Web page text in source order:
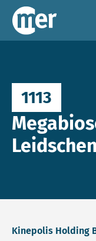
Commissie mer
1113
Kinepolis Holding